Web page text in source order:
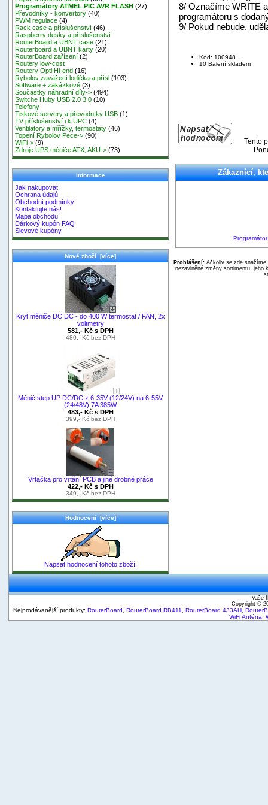
Programátory ATMEL PIC AVR FLASH (27)
Převodníky - konvertory (40)
PWM regulace (4)
Rack case a příslušenství (46)
Raspberry desky a příslušenství
RouterBoard a UBNT case (21)
Routerboard a UBNT karty (20)
RouterBoard zařízení (2)
Routery low-cost
Routery Opti Hi-end (16)
Rybolov zavážecí lodička a přísl (103)
Software + zakázkové (3)
Součástky náhradní díly-> (494)
Switche Huby USB 2.0 3.0 (10)
Telefony
Tiskové servery a převodníky USB (1)
TV příslušenství i k UPC (4)
Ventilátory a mřížky, termostaty (46)
Topení Rybolov Pece-> (90)
WiFi-> (9)
Zdroje UPS měniče ATX, AKU-> (73)
Informace
Jak nakupovat
Ochrana údajů
Obchodní podmínky
Kontaktujte nás!
Mapa obchodu
Dárkový kupón FAQ
Slevové kupóny
Nové zboží [více]
Kryt měniče DC DC - do 400 W termostat / FAN, 2x
voltmetry
581,- Kč s DPH
480,- Kč bez DPH
Měnič step UP DC/DC z 6-35V (12/24V) na 6-55V
(24/48V) 7A 385W
483,- Kč s DPH
399,- Kč bez DPH
Vrtačka pro vrtání PCB a jiné drobné práce
422,- Kč s DPH
349,- Kč bez DPH
Hodnocení [více]
Napsat hodnocení tohoto zboží.
8/ Označíme WRITE
programátoru s
9/ Pokud nebude,
Kód: 100948
10 Balení skladem
Tento
Zákaznící,
Prohlášení:Ačkoliv se zde snažíme
nezaviněné změny sortimentu, jeho
Vaše
Copyright ©
Nejprodávanější produkty: RouterBoard RouterBoard RB411 RouterBoard 433AH
WiFi Anténa